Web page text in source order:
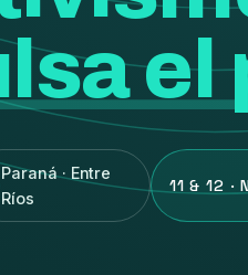
el
Paraná · Entre
Ríos
11 & 12 ·